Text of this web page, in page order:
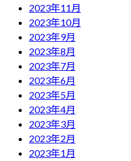
2023年11月
2023年10月
2023年9月
2023年8月
2023年7月
2023年6月
2023年5月
2023年4月
2023年3月
2023年2月
2023年1月